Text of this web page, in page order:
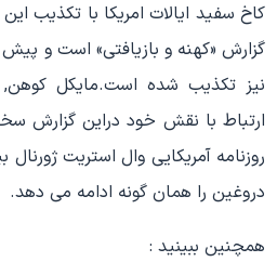
کاخ سفید ایالات امریکا با تکذیب
گزارش «کهنه و بازیافتی» است و
نیز تکذیب شده است.مایکل کوهن,
ارتباط با نقش خود دراین گزارش
روزنامه آمریکایی وال‌ استریت‌
دروغین را همان‌ گونه ادامه می دهد.
همچنین ببینید :